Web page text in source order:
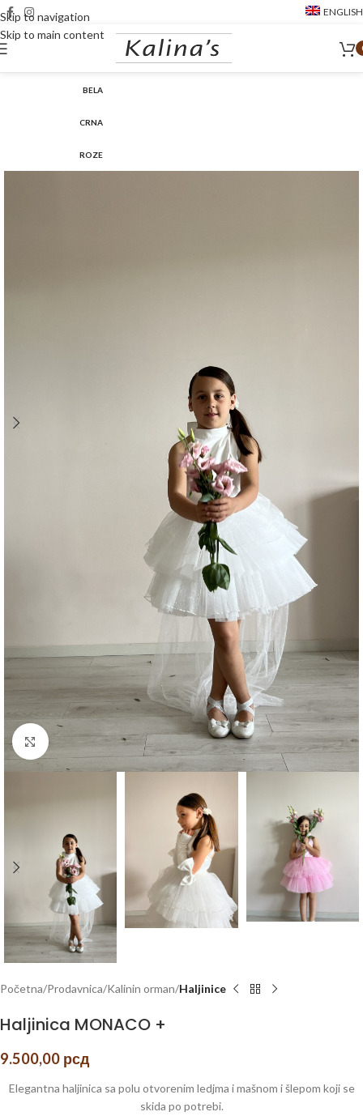
Skip to navigation
Skip to main content
ENGLISH
BELA
CRNA
ROZE
Kliknite za uvećanje
Početna Prodavnica Kalinin orman Haljinice
Haljinica MONACO +
9.500,00 рсд
Elegantna haljinica sa polu otvorenim ledjma i mašnom i šlepom koji se
skida po potrebi.